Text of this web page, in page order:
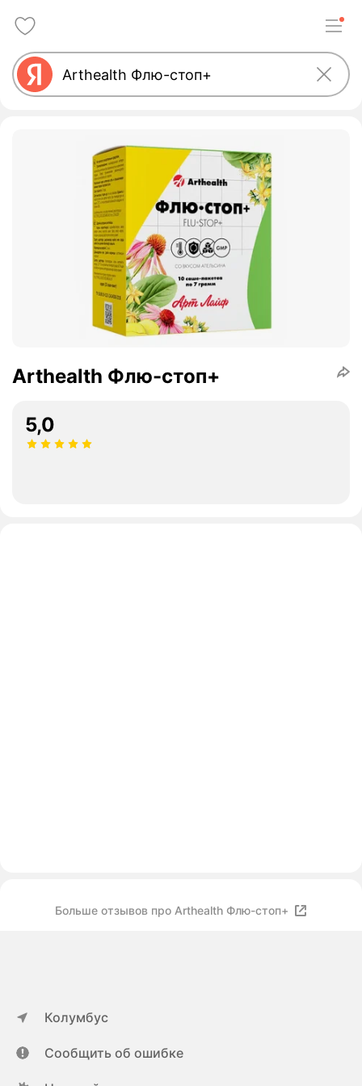
Arthealth Флю-стоп+
5,0
Больше отзывов про Arthealth Флю-стоп+
Колумбус
Сообщить об ошибке